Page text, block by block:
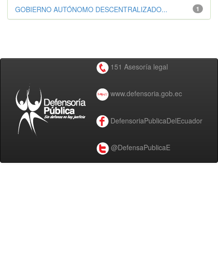
1
GOBIERNO AUTÓNOMO DESCENTRALIZADO...
151 Asesoría legal
www.defensoria.gob.ec
DefensoriaPublicaDelEcuador
@DefensaPublicaE